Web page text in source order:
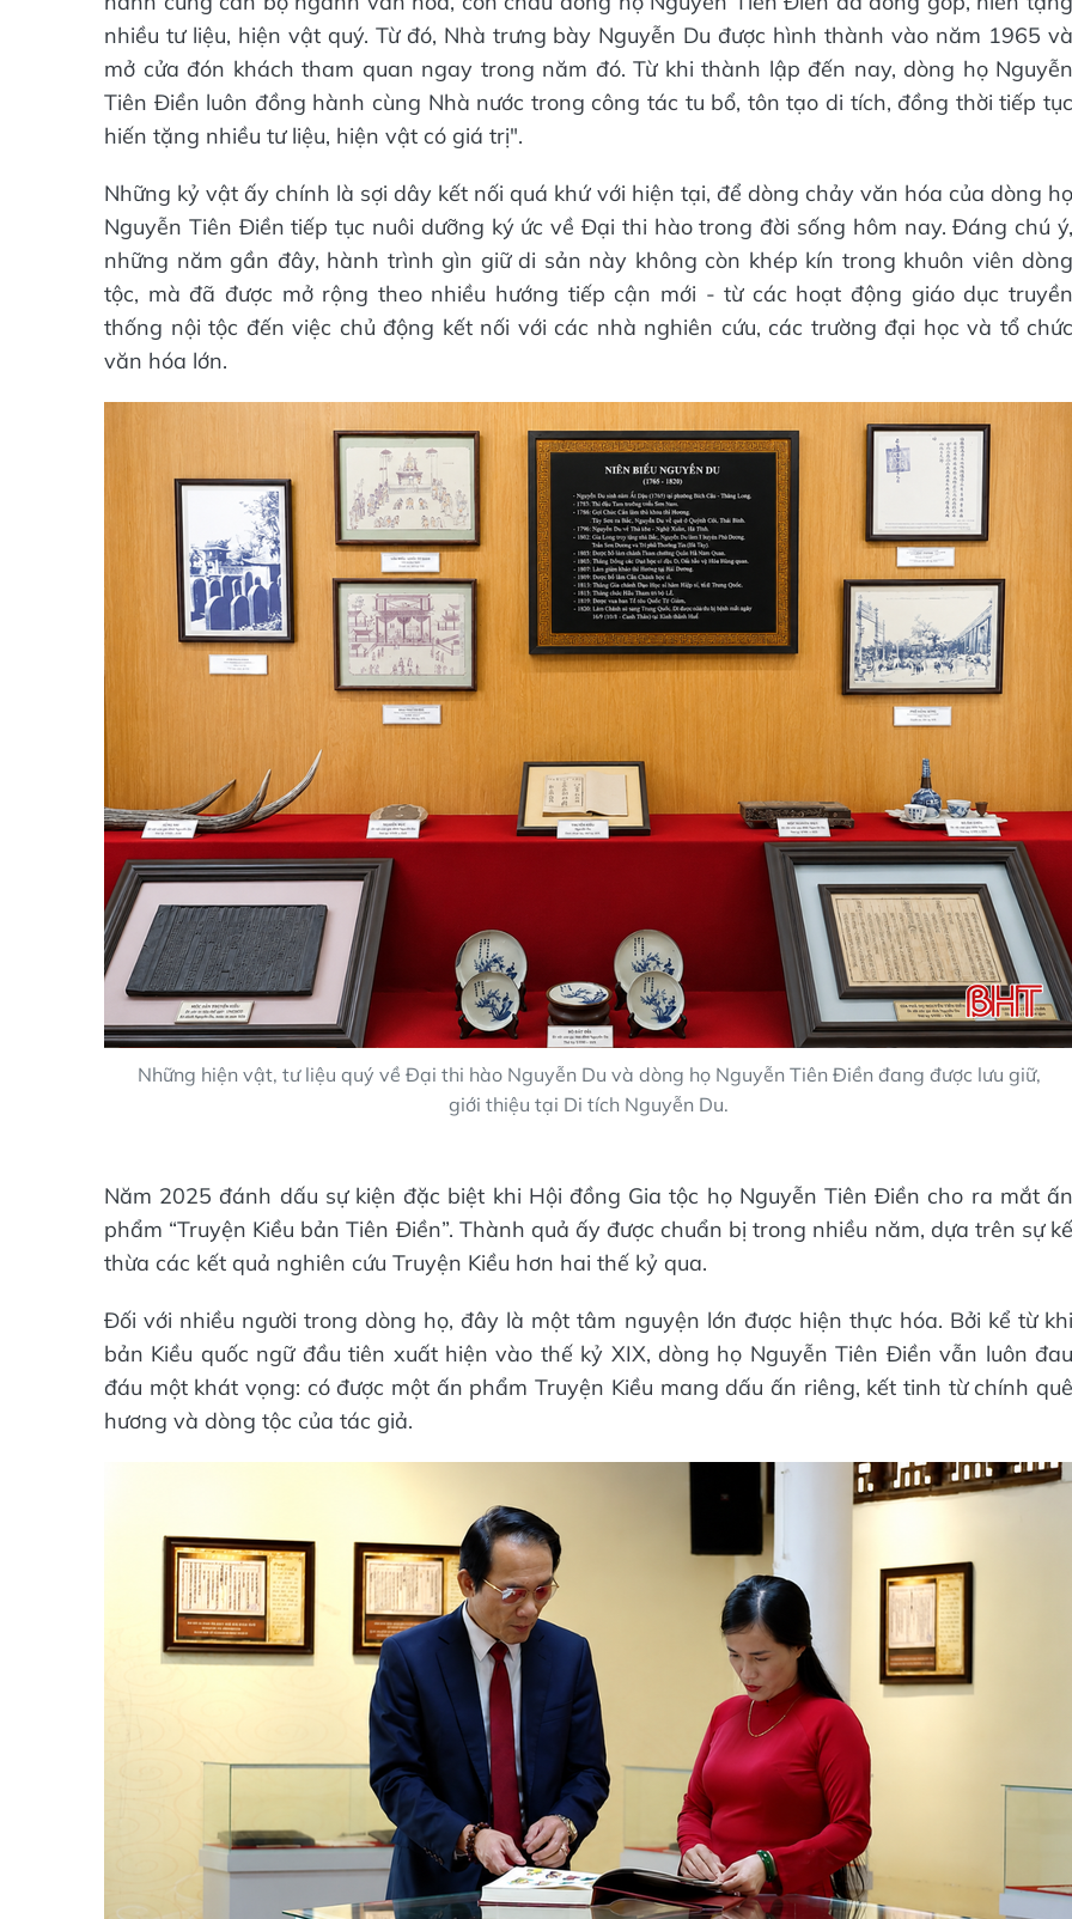
nhiều tư liệu, hiện vật quý. Từ đó, Nhà trưng bày Nguyễn Du được hình thành vào năm 1965 và
mở cửa đón khách tham quan ngay trong năm đó. Từ khi thành lập đến nay, dòng họ Nguyễn
Tiên Điền luôn đồng hành cùng Nhà nước trong công tác tu bổ, tôn tạo di tích, đồng thời tiếp tục
hiến tặng nhiều tư liệu, hiện vật có giá trị".
Những kỷ vật ấy chính là sợi dây kết nối quá khứ với hiện tại, để dòng chảy văn hóa của dòng họ
Nguyễn Tiên Điền tiếp tục nuôi dưỡng ký ức về Đại thi hào trong đời sống hôm nay. Đáng chú ý,
những năm gần đây, hành trình gìn giữ di sản này không còn khép kín trong khuôn viên dòng
tộc, mà đã được mở rộng theo nhiều hướng tiếp cận mới - từ các hoạt động giáo dục truyền
thống nội tộc đến việc chủ động kết nối với các nhà nghiên cứu, các trường đại học và tổ chức
văn hóa lớn.
Những hiện vật, tư liệu quý về Đại thi hào Nguyễn Du và dòng họ Nguyễn Tiên Điền đang được lưu giữ,
giới thiệu tại Di tích Nguyễn Du.
Năm 2025 đánh dấu sự kiện đặc biệt khi Hội đồng Gia tộc họ Nguyễn Tiên Điền cho ra mắt ấn
phẩm “Truyện Kiều bản Tiên Điền”. Thành quả ấy được chuẩn bị trong nhiều năm, dựa trên sự kế
thừa các kết quả nghiên cứu Truyện Kiều hơn hai thế kỷ qua.
Đối với nhiều người trong dòng họ, đây là một tâm nguyện lớn được hiện thực hóa. Bởi kể từ khi
bản Kiều quốc ngữ đầu tiên xuất hiện vào thế kỷ XIX, dòng họ Nguyễn Tiên Điền vẫn luôn đau
đáu một khát vọng: có được một ấn phẩm Truyện Kiều mang dấu ấn riêng, kết tinh từ chính quê
hương và dòng tộc của tác giả.